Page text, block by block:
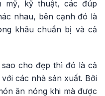
mỹ, kỹ thuật, các đúp
nhau, bên cạnh đó là
khâu chuẩn bị và cả
cho đẹp thì đó là cả
các nhà sản xuất. Bởi
ăn nóng khi mà được